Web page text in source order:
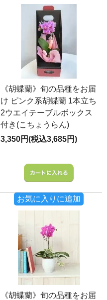
《胡蝶蘭》旬の品種をお届
け ピンク系胡蝶蘭 1本立ち
2ウエイテーブルボックス
付き(こちょうらん)
3,350円(税込3,685円)
お気に入りに追加
《胡蝶蘭》旬の品種をお届